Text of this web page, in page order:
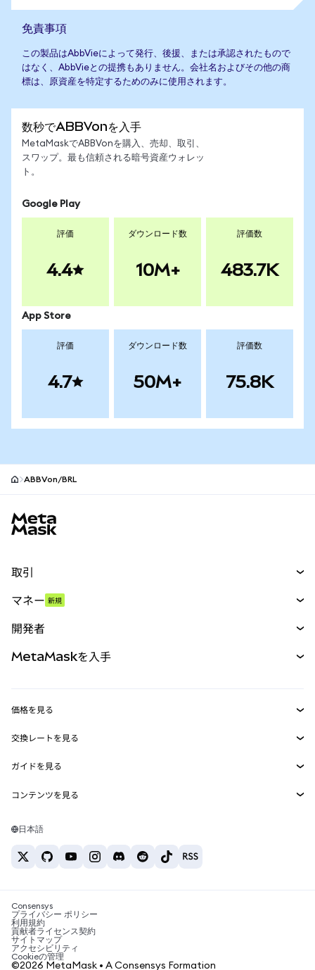
免責事項
この製品はAbbVieによって発行、後援、または承認されたもので
はなく、AbbVieとの提携もありません。会社名およびその他の商
標は、原資産を特定するためのみに使用されます。
数秒でABBVonを入手
MetaMaskでABBVonを購入、売却、取引、
スワップ。最も信頼される暗号資産ウォレッ
ト。
Google Play
評価
4.4
ダウンロード数
10M+
評価数
483.7K
App Store
評価
4.7
ダウンロード数
50M+
評価数
75.8K
ABBVon/BRL
取引
パーペチュアル
RWA
マネー 新規
開発者
MetaMask Connect
Snaps
Web3サービス
MetaMaskを入手
セキュリティ
サポート
キャリア
お問い合わせ
価格を見る
イーサリアムの価格
Solanaの価格
Tetherの価格
交換レートを見る
ETH→USD
USDT→INR
BTC→INR
ETH→USDT
ガイドを見る
ETHの購入
USDTの購入
SHIBの購入
BNBの購入
コンテンツを見る
Solanaウォレット
税制関連ニュース
暗号資産の購入方法は？
ビットコインを売るには？
日本語
Consensys
プライバシー ポリシー
利用規約
貢献者ライセンス契約
サイトマップ
アクセシビリティ
Cookieの管理
©2026 MetaMask • A Consensys Formation